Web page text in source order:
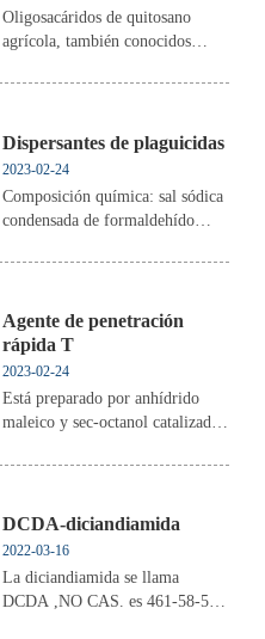
Oligosacáridos de quitosano
agrícola, también conocidos
pueden personalizar con
oligosacáridos acuosos).
Dispersantes de plaguicidas
2023-02-24
Composición química: sal sódica
condensada de formaldehído
2904990090 Apariencia: Sólido
Humedad: 8%
difusibilidad:≥95% Valor de pH
(solución acuosa al 1%): 7-9
cua...
Agente de penetración
rápida T
2023-02-24
Está preparado por anhídrido
maleico y sec-octanol catalizado
toluenosulfónico y sulfonado con
7, SA: 3402390000
DCDA-diciandiamida
2022-03-16
La diciandiamida se llama
DCDA ,NO CAS. es 461-58-5 ,